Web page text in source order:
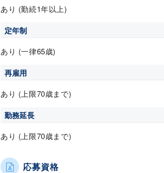
あり (勤続1年以上)
定年制
あり (一律65歳)
再雇用
あり (上限70歳まで)
勤務延長
あり (上限70歳まで)
応募資格